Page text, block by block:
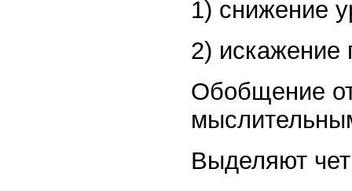
1) снижение
2) искажение
Обобщение
Выделяют